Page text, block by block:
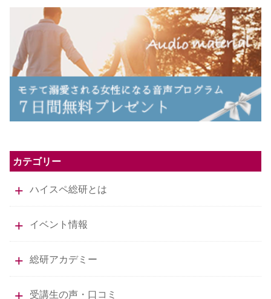
カテゴリー
ハイスペ総研とは
イベント情報
総研アカデミー
受講生の声・口コミ